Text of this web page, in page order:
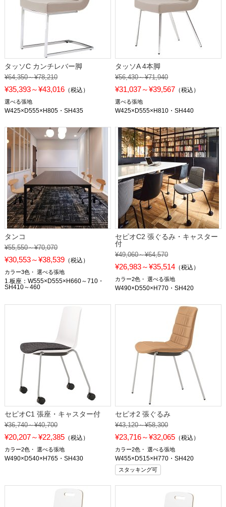
タッソC カンチレバー脚
¥64,350～¥78,210
¥35,393～¥43,016（税込）
選べる張地
W425×D555×H805・SH435
タッソA 4本脚
¥56,430～¥71,940
¥31,037～¥39,567 （税込）
選べる張地
W425×D555×H810・SH440
タンコ
¥55,550～¥70,070
¥30,553～¥38,539（税込）
カラー3色 選べる張地
1.板座：W555×D555×H660～710・
SH410～460
セピオC2 張ぐるみ・キャスター
付
¥49,060～¥64,570
¥26,983～¥35,514 （税込）
カラー2色 選べる張地
W490×D550×H770・SH420
セピオC1 張座・キャスター付
¥36,740～¥40,700
¥20,207～¥22,385（税込）
カラー2色 選べる張地
W490×D540×H765・SH430
セピオ2 張ぐるみ
¥43,120～¥58,300
¥23,716～¥32,065 （税込）
カラー2色 選べる張地
W455×D515×H770・SH420
スタッキング可